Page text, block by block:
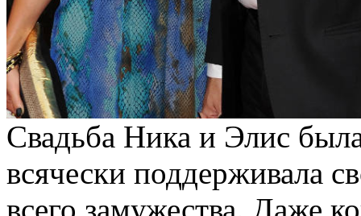
Свадьба Ника и Элис
всячески поддерживала